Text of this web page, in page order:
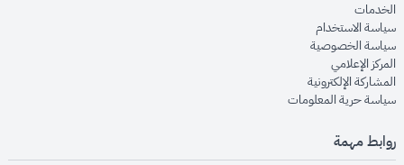
الخدماتopens in new window
سياسة الاستخدام
سياسة الخصوصيةopens in new window
المركز الإعلاميopens in new window
المشاركة الإلكترونيةopens in new window
سياسة حرية المعلوماتopens in new window
روابط مهمة